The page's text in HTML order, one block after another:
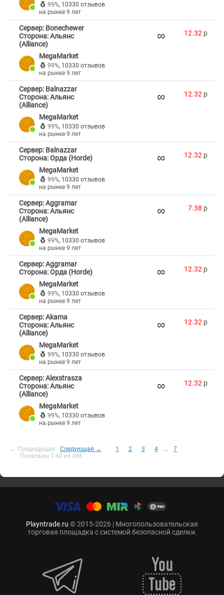
99%, 10330 отзывов
на рынке 9 лет
Сервер: Bonechewer
Сторона: Альянс
(Alliance)
MegaMarket
99%, 10330 отзывов
на рынке 9 лет
∞ 12.32 p
Сервер: Balnazzar
Сторона: Альянс
(Alliance)
MegaMarket
99%, 10330 отзывов
на рынке 9 лет
∞ 12.32 p
Сервер: Balnazzar
Сторона: Орда (Horde)
MegaMarket
99%, 10330 отзывов
на рынке 9 лет
∞ 12.32 p
Сервер: Aggramar
Сторона: Альянс
(Alliance)
MegaMarket
99%, 10330 отзывов
на рынке 9 лет
∞ 7.38 p
Сервер: Aggramar
Сторона: Орда (Horde)
MegaMarket
99%, 10330 отзывов
на рынке 9 лет
∞ 12.32 p
Сервер: Akama
Сторона: Альянс
(Alliance)
MegaMarket
99%, 10330 отзывов
на рынке 9 лет
∞ 12.32 p
Сервер: Alexstrasza
Сторона: Альянс
(Alliance)
MegaMarket
99%, 10330 отзывов
на рынке 9 лет
∞ 12.32 p
← Предыдущая Следующая → 1 2 3 4 ...
7
Показаны 1-60 из 386
Playntrade.ru © 2015-2026 | Многопользовательская
торговая площадка с системой безопасной сделки.